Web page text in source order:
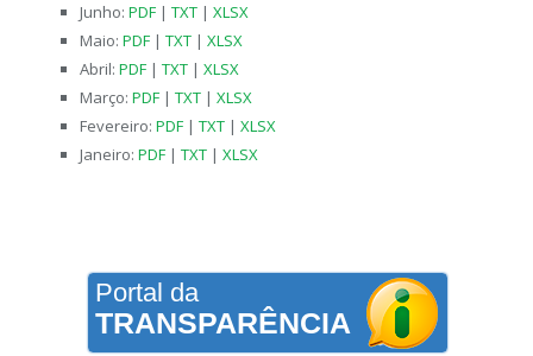
Junho: PDF | TXT | XLSX
Maio: PDF | TXT | XLSX
Abril: PDF | TXT | XLSX
Março: PDF | TXT | XLSX
Fevereiro: PDF | TXT | XLSX
Janeiro: PDF | TXT | XLSX
Portal da
TRANSPARÊNCIA